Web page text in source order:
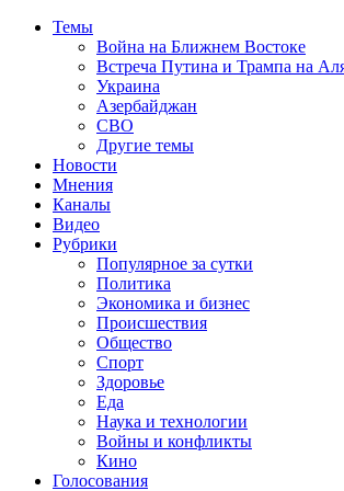
Темы
Война на Ближнем Востоке
Встреча Путина и Трампа на
Украина
Азербайджан
СВО
Другие темы
Новости
Мнения
Каналы
Видео
Рубрики
Популярное за сутки
Политика
Экономика и бизнес
Происшествия
Общество
Спорт
Здоровье
Еда
Наука и технологии
Войны и конфликты
Кино
Голосования